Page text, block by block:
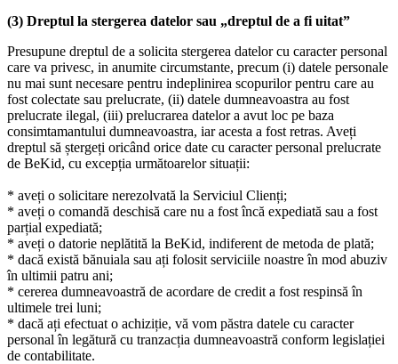
(3) Dreptul la stergerea datelor sau „dreptul de a fi uitat”
Presupune dreptul de a solicita stergerea datelor cu caracter personal
care va privesc, in anumite circumstante, precum (i) datele personale
nu mai sunt necesare pentru indeplinirea scopurilor pentru care au
fost colectate sau prelucrate, (ii) datele dumneavoastra au fost
prelucrate ilegal, (iii) prelucrarea datelor a avut loc pe baza
consimtamantului dumneavoastra, iar acesta a fost retras. Aveți
dreptul să ștergeți oricând orice date cu caracter personal prelucrate
de BeKid, cu excepția următoarelor situații:
* aveți o solicitare nerezolvată la Serviciul Clienți;
* aveți o comandă deschisă care nu a fost încă expediată sau a fost
parțial expediată;
* aveți o datorie neplătită la BeKid, indiferent de metoda de plată;
* dacă există bănuiala sau ați folosit serviciile noastre în mod abuziv
în ultimii patru ani;
* cererea dumneavoastră de acordare de credit a fost respinsă în
ultimele trei luni;
* dacă ați efectuat o achiziție, vă vom păstra datele cu caracter
personal în legătură cu tranzacția dumneavoastră conform legislației
de contabilitate.